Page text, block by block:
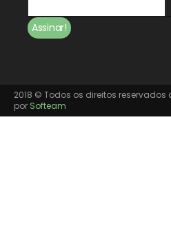
2018 © Todos os direitos reservados
por Softeam